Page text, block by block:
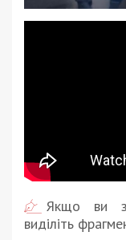
Якщо ви
виділіть